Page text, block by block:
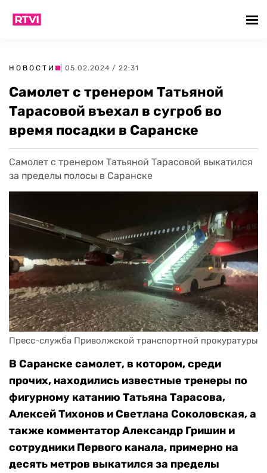
НОВОСТИ | 05.02.2024 / 22:31
Самолет с тренером Татьяной
Тарасовой въехал в сугроб во
время посадки в Саранске
Самолет с тренером Татьяной Тарасовой выкатился
за пределы полосы в Саранске
Пресс-служба Приволжской транспортной прокуратуры
В Саранске самолет, в котором, среди
прочих, находились известные тренеры по
фигурному катанию Татьяна Тарасова,
Алексей Тихонов и Светлана Соколовская, а
также комментатор Александр Гришин и
сотрудники Первого канала, примерно на
десять метров выкатился за пределы